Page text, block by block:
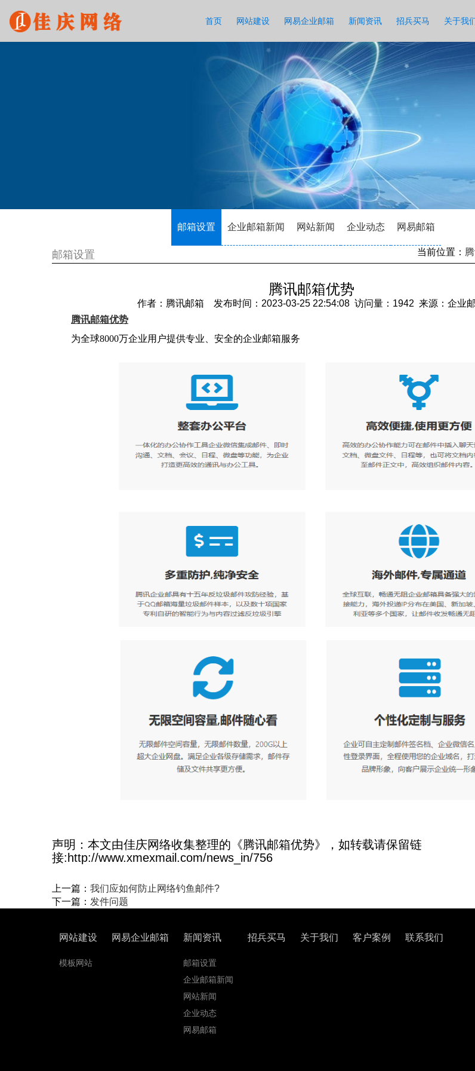
首页 网站建设 网易企业邮箱 新闻资讯 招兵买马 关于我
邮箱设置 企业邮箱新闻 网站新闻 企业动态 网易邮箱
邮箱设置 当前位置：
腾讯邮箱优势
作者：腾讯邮箱 发布时间：2023-03-25 22:54:08 访问量：1942 来源：企业
腾讯邮箱优势
为全球8000万企业用户提供专业、安全的企业邮箱服务
声明：本文由佳庆网络收集整理的《腾讯邮箱优势》，如转载请保留链
接:http://www.xmexmail.com/news_in/756
上一篇： 我们应如何防止网络钓鱼邮件?
下一篇： 发件问题
网站建设
模板网站
网易企业邮箱 新闻资讯
邮箱设置
企业邮箱新闻
网站新闻
企业动态
网易邮箱
招兵买马 关于我们 客户案例 联系我们